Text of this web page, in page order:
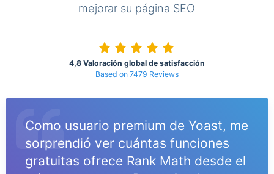
mejorar su página SEO
4,8 Valoración global de satisfacción
Based on 7479 Reviews
Como usuario premium de Yoast, me
sorprendió ver cuántas funciones
gratuitas ofrece Rank Math desde el